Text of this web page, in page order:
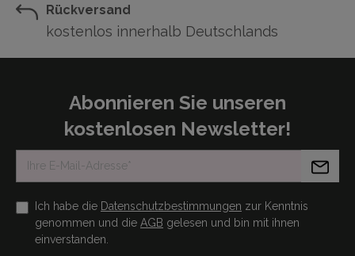
Rückversand
kostenlos innerhalb Deutschlands
Abonnieren Sie unseren
kostenlosen Newsletter!
Ich habe die Datenschutzbestimmungen zur Kenntnis
genommen und die AGB gelesen und bin mit ihnen
einverstanden.